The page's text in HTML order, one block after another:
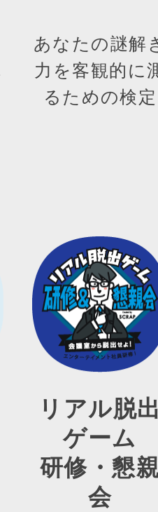
あなたの謎解
力を客観的に
るための検定
リアル脱
ゲーム
研修・懇
会